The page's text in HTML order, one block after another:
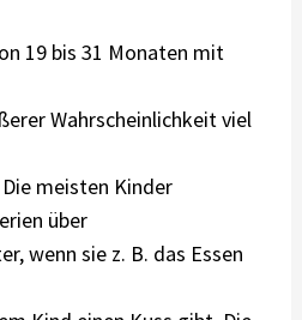
19 bis 31 Monaten mit
Wahrscheinlichkeit viel
meisten Kinder
über
wenn sie z. B. das Essen